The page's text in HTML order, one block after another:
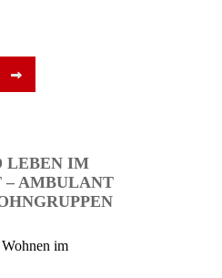
LEBEN IM
– AMBULANT
im